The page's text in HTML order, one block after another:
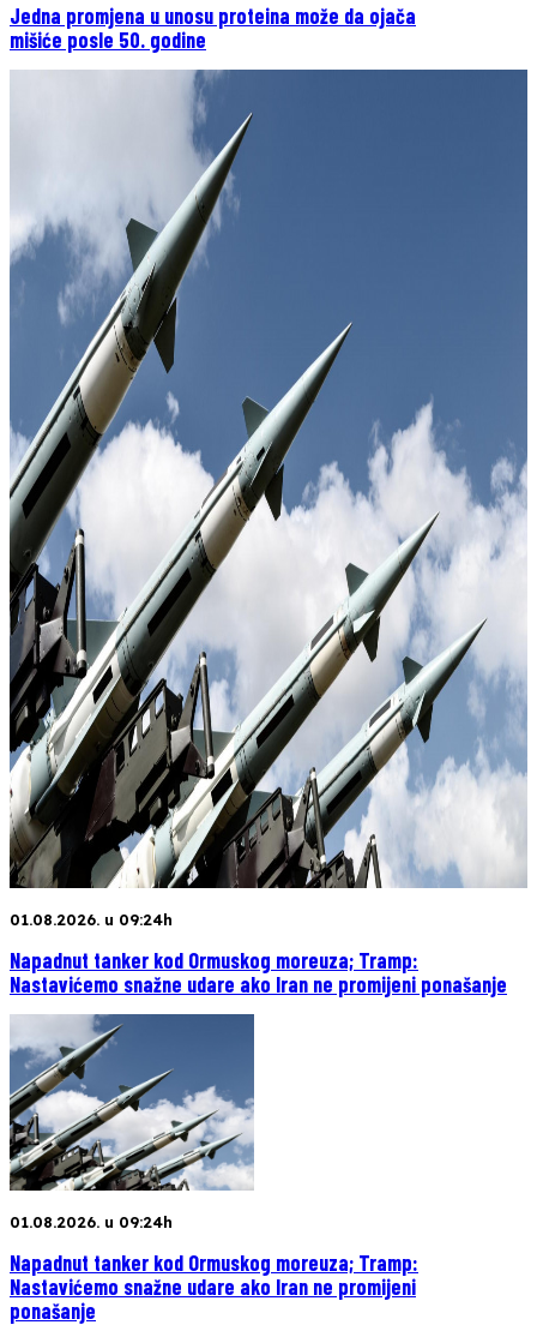
Jedna promjena u unosu proteina može da ojača
mišiće posle 50. godine
01.08.2026. u 09:24h
Napadnut tanker kod Ormuskog moreuza; Tramp:
Nastavićemo snažne udare ako Iran ne promijeni ponašanje
01.08.2026. u 09:24h
Napadnut tanker kod Ormuskog moreuza; Tramp:
Nastavićemo snažne udare ako Iran ne promijeni
ponašanje